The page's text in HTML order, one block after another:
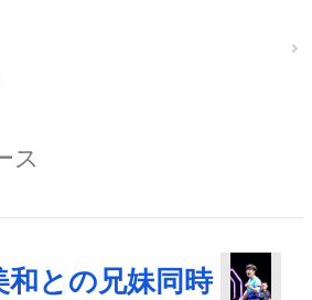
ス
和との兄妹同時